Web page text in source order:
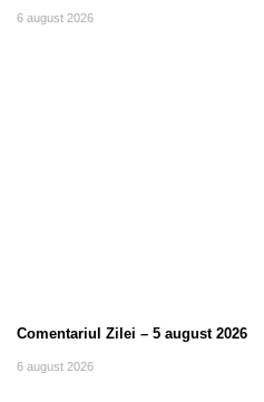
6 august 2026
Comentariul Zilei – 5 august 2026
6 august 2026